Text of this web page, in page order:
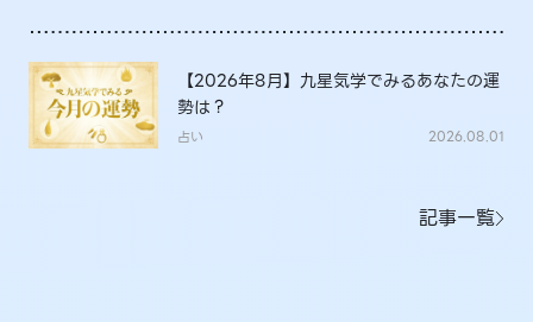
【2026年8月】九星気学でみるあなたの運
勢は？
占い 2026.08.01
記事一覧